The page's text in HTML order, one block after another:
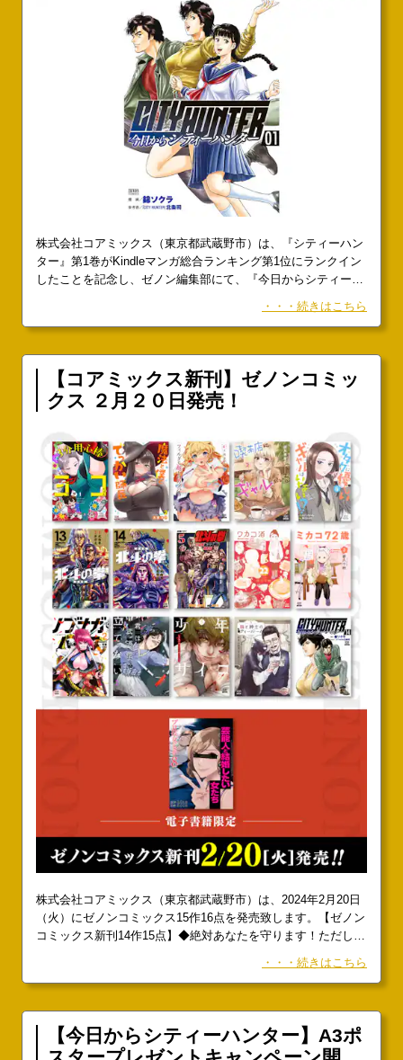
株式会社コアミックス（東京都武蔵野市）は、『シティーハン
ター』第1巻がKindleマンガ総合ランキング第1位にランクイン
したことを記念し、ゼノン編集部にて、『今日からシティーハ
司）3巻分無料企画「おかわりもっこりタイム」を実施いたし
ます。▼対象作品 無料範囲▼
・・・続きはこちら
【コアミックス新刊】ゼノンコミッ
クス ２月２０日発売！
株式会社コアミックス（東京都武蔵野市）は、2024年2月20日
（火）にゼノンコミックス15作16点を発売致します。【ゼノン
コミックス新刊14作15点】◆絶対あなたを守ります！ただし、
メディ！『３分用心棒ヨコちゃん』第1巻原作／原スサノ 作
画／坂本シノ1話試し読み：
・・・続きはこちら
【今日からシティーハンター】A3ポ